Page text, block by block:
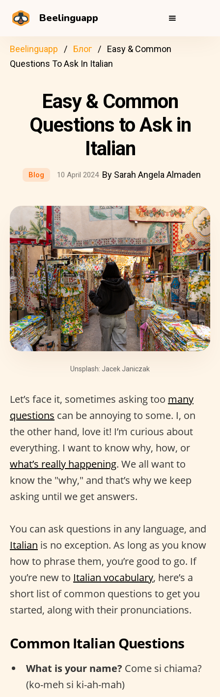
Beelinguapp
Beelinguapp Блог
Easy & Common
Questions To Ask In Italian
Easy & Common
Questions to Ask in
Italian
Blog 10 April 2024 By Sarah Angela Almaden
Unsplash: Jacek Janiczak
Let’s face it, sometimes asking too many
questions can be annoying to some. I, on
the other hand, love it! I’m curious about
everything. I want to know why, how, or
what’s really happening. We all want to
know the "why," and that’s why we keep
asking until we get answers.
You can ask questions in any language, and
Italian is no exception. As long as you know
how to phrase them, you’re good to go. If
you’re new to Italian vocabulary, here’s a
short list of common questions to get you
started, along with their pronunciations.
Common Italian Questions
What is your name? Come si chiama?
(ko-meh si ki-ah-mah)